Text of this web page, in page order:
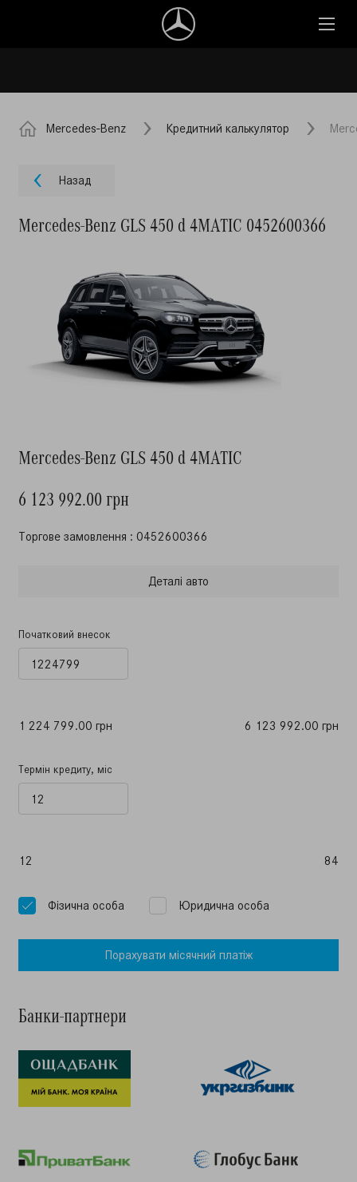
Mercedes-Benz Кредитний калькулятор
Назад
Mercedes-Benz GLS 450 d 4MATIC 0452600366
Mercedes-Benz GLS 450 d 4MATIC
6 123 992.00 грн
Торгове замовлення : 0452600366
Деталi авто
Початковий внесок
1 224 799.00 грн 6 123 992.00 грн
Термін кредиту, міс
12 84
Фiзична особа Юридична особа
Порахувати мiсячний платiж
Банки-партнери